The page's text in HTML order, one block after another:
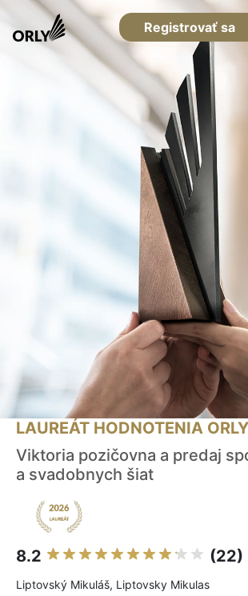
Registrovať sa
LAUREÁT HODNOTENIA ORLY
Viktoria pozičovna a predaj
a svadobnych šiat
8.2 (22)
Liptovský Mikuláš, Liptovsky Mikulas